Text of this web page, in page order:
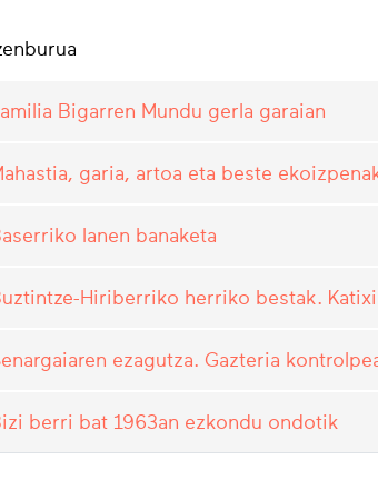
Bigarren Mundu gerla garaian
garia, artoa eta beste
lanen banaketa
Hiriberriko herriko bestak.
ezagutza. Gazteria
berri bat 1963an ezkondu ondotik